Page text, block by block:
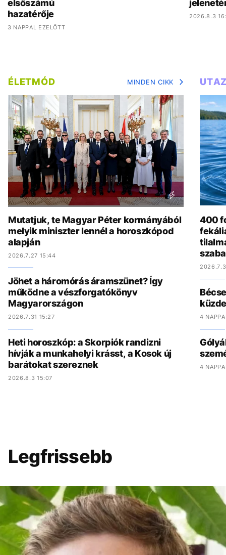
elsőszámú
hazatérője
3 NAPPAL EZELŐTT
2026.8.3
ÉLETMÓD MINDEN CIKK
Mutatjuk, te Magyar Péter kormányából
melyik miniszter lennél a horoszkópod
alapján
2026.7.27 15:44
Jöhet a háromórás áramszünet? Így
működne a vészforgatókönyv
Magyarországon
2026.7.31 15:27
Heti horoszkóp: a Skorpiók randizni
hívják a munkahelyi krásst, a Kosok új
barátokat szereznek
2026.8.3 15:07
400
4
4
Legfrissebb